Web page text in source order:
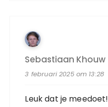
Sebastiaan Khouw
3 februari 2025 om 13:28
Leuk dat je meedoet!